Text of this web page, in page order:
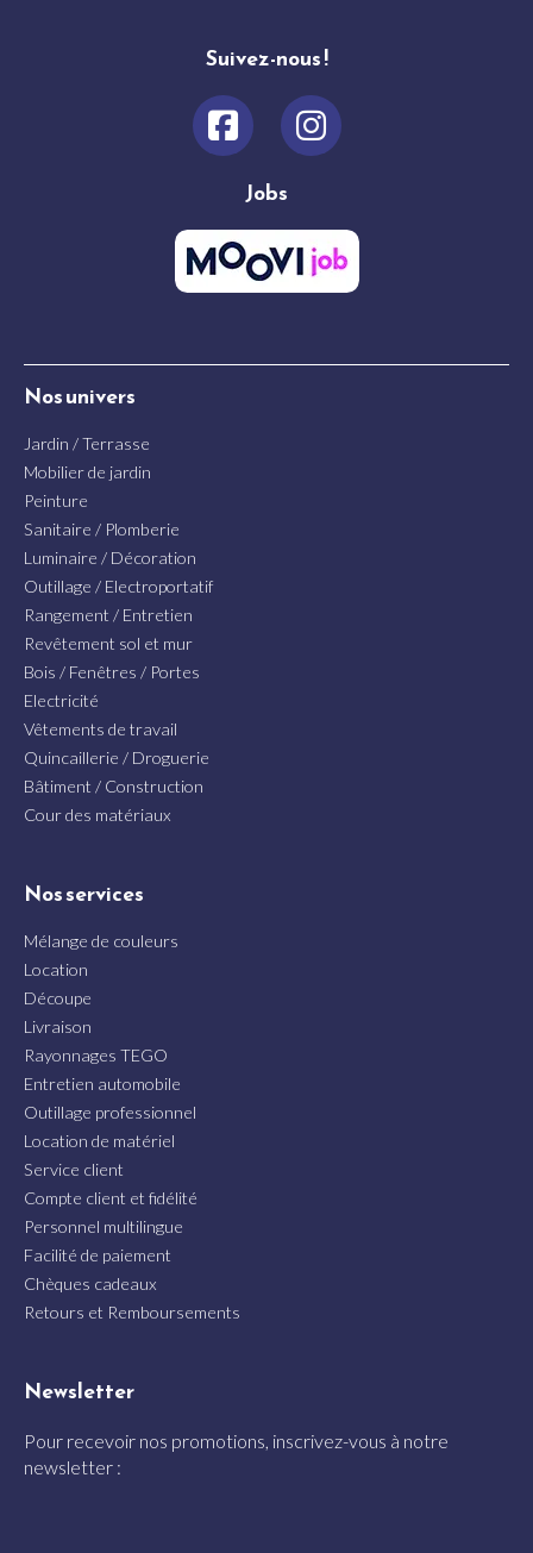
Suivez-nous !
Jobs
Nos univers
Jardin / Terrasse
Mobilier de jardin
Peinture
Sanitaire / Plomberie
Luminaire / Décoration
Outillage / Electroportatif
Rangement / Entretien
Revêtement sol et mur
Bois / Fenêtres / Portes
Electricité
Vêtements de travail
Quincaillerie / Droguerie
Bâtiment / Construction
Cour des matériaux
Nos services
Mélange de couleurs
Location
Découpe
Livraison
Rayonnages TEGO
Entretien automobile
Outillage professionnel
Location de matériel
Service client
Compte client et fidélité
Personnel multilingue
Facilité de paiement
Chèques cadeaux
Retours et Remboursements
Newsletter
Pour recevoir nos promotions, inscrivez-vous à notre
newsletter :